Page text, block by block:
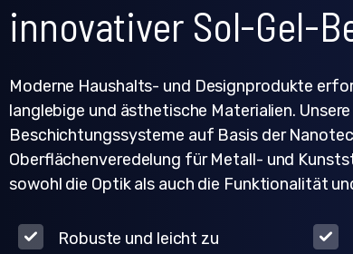
innovativer Sol-Gel-
Moderne Haushalts- und Designprodukte
langlebige und ästhetische Materialien.
Beschichtungssysteme auf Basis der
Oberflächenveredelung für Metall- und
sowohl die Optik als auch die Funktionalität
Robuste und leicht zu